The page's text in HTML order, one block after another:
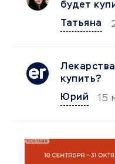
будет
Татьяна
купить?
Юрий
15